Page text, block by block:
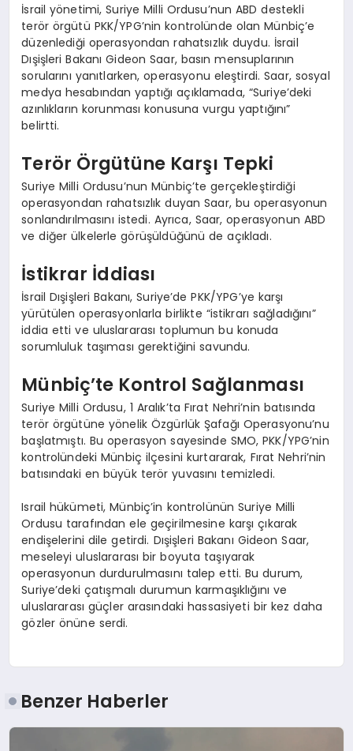
İsrail yönetimi, Suriye Milli Ordusu’nun ABD destekli
terör örgütü PKK/YPG’nin kontrolünde olan Münbiç’e
düzenlediği operasyondan rahatsızlık duydu. İsrail
Dışişleri Bakanı Gideon Saar, basın mensuplarının
sorularını yanıtlarken, operasyonu eleştirdi. Saar, sosyal
medya hesabından yaptığı açıklamada, “Suriye’deki
azınlıkların korunması konusuna vurgu yaptığını”
belirtti.
Terör Örgütüne Karşı Tepki
Suriye Milli Ordusu’nun Münbiç’te gerçekleştirdiği
operasyondan rahatsızlık duyan Saar, bu operasyonun
sonlandırılmasını istedi. Ayrıca, Saar, operasyonun ABD
ve diğer ülkelerle görüşüldüğünü de açıkladı.
İstikrar İddiası
İsrail Dışişleri Bakanı, Suriye’de PKK/YPG’ye karşı
yürütülen operasyonlarla birlikte “istikrarı sağladığını”
iddia etti ve uluslararası toplumun bu konuda
sorumluluk taşıması gerektiğini savundu.
Münbiç’te Kontrol Sağlanması
Suriye Milli Ordusu, 1 Aralık’ta Fırat Nehri’nin batısında
terör örgütüne yönelik Özgürlük Şafağı Operasyonu’nu
başlatmıştı. Bu operasyon sayesinde SMO, PKK/YPG’nin
kontrolündeki Münbiç ilçesini kurtararak, Fırat Nehri’nin
batısındaki en büyük terör yuvasını temizledi.
Israil hükümeti, Münbiç’in kontrolünün Suriye Milli
Ordusu tarafından ele geçirilmesine karşı çıkarak
endişelerini dile getirdi. Dışişleri Bakanı Gideon Saar,
meseleyi uluslararası bir boyuta taşıyarak
operasyonun durdurulmasını talep etti. Bu durum,
Suriye’deki çatışmalı durumun karmaşıklığını ve
uluslararası güçler arasındaki hassasiyeti bir kez daha
gözler önüne serdi.
Benzer Haberler